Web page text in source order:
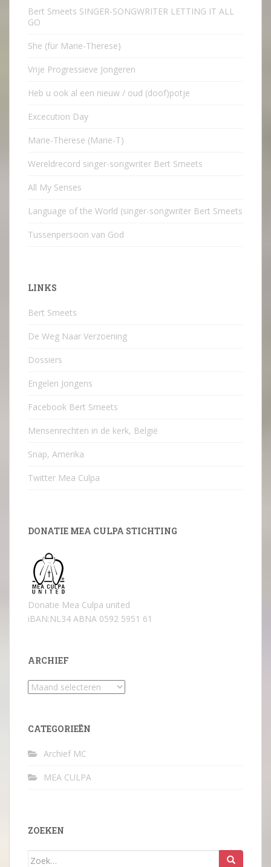
Bert Smeets SINGER-SONGWRITER LETTING IT ALL
GO
She (für Marie-Therese)
Vrije Progressieve Jongeren
Heb u ook al een nieuw / oud (doof)potje
Excecution Day
Marie-Therese (Marie-T)
Wereldrecord singer-songwriter Bert Smeets
All My Senses
Language of the World (singer-songwriter Bert Smeets
Tussenpersoon van God
LINKS
Bert Smeets
De Weg Naar Verzoening
Dossiers
Engelen Jongens
Facebook Bert Smeets
Mensenrechten in de kerk, België
Snap, Amerika
Twitter Mea Culpa
DONATIE MEA CULPA STICHTING
Donatie Mea Culpa united
iBAN:NL34 ABNA 0592 5951 61
ARCHIEF
Archief
CATEGORIEËN
Archief MC
MEA CULPA
ZOEKEN
Zoek